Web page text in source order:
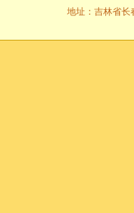
地址：吉林省长